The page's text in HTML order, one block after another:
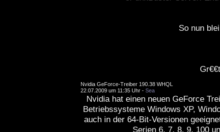
So nun
Nvidia GeForce-Treiber 190.38 WHQL
22.07.2009 um 11:35 Uhr - Sea
Nvidia hat einen neuen GeForce
Betriebssysteme Windows XP,
auch in der 64-Bit-Versionen
Serien 6, 7, 8, 9, 100